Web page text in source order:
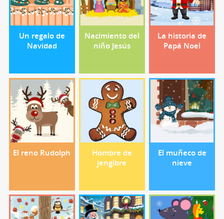
Un regalo de
Navidad
Nacimiento del
niño Jesús
La historia de
Papá Noel
El reno Rudolph
Hombre de
jengibre
El muñeco de
nieve